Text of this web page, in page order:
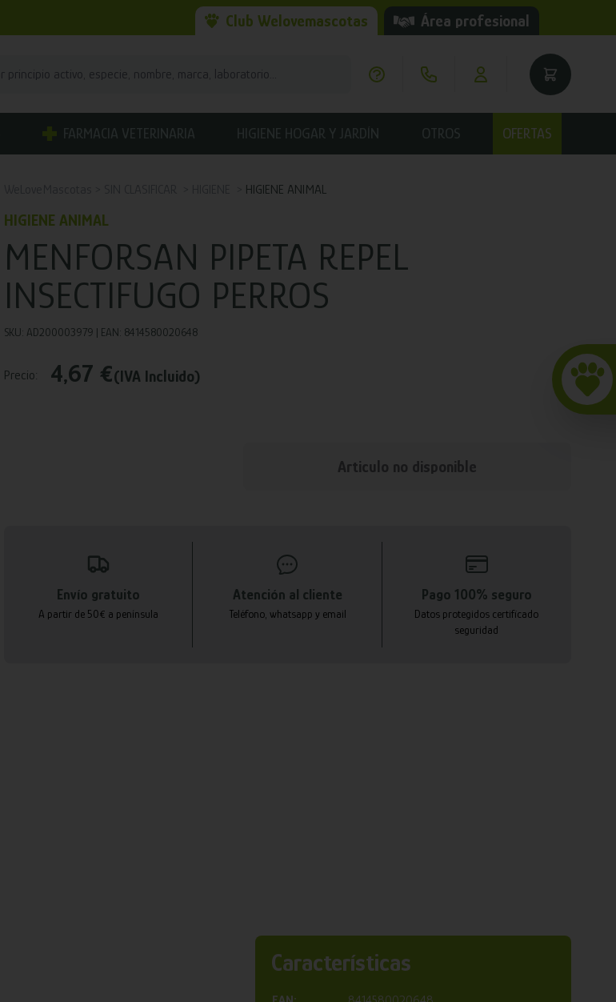
Club Welovemascotas Área profesional
FARMACIA VETERINARIA HIGIENE HOGAR Y JARDÍN OTROS OFERTAS
HIGIENE ANIMAL
HIGIENE ANIMAL
MENFORSAN PIPETA REPEL
INSECTIFUGO PERROS
SKU: AD200003979 | EAN: 8414580020648
Precio: 4,67 €(IVA Incluido)
Articulo no disponible
Envío gratuito
A partir de 50€ a península
Atención al cliente
Teléfono, whatsapp y email
Pago 100% seguro
Datos protegidos certificado
seguridad
Características